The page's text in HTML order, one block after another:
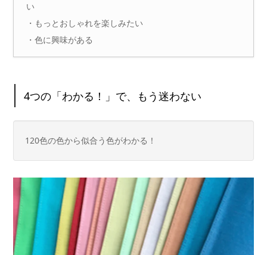
い
・もっとおしゃれを楽しみたい
・色に興味がある
4つの「わかる！」で、もう迷わない
120色の色から似合う色がわかる！